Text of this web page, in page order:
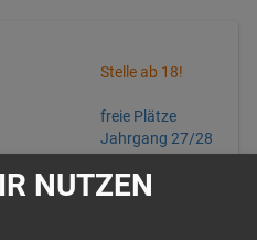
Stelle ab 18!
freie Plätze
Jahrgang 27/28
in Bötzingen, das
für Sicherheit und Ge...
NUTZEN